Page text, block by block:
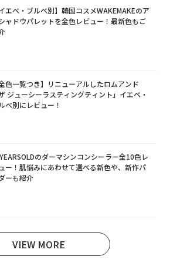
イエベ・ブルベ別】韓国コスメWAKEMAKEのア
ャドウパレットを全色レビュー！最新色もご
全色一覧つき】リニューアルしたロムアンド
ザ ジューシーラスティングティント」イエベ・
ベ別にレビュー！
のダーマシンコンシーラー全10色レ
ー！肌悩みにあわせて選べる新色や、新作パ
ーも紹介
VIEW MORE